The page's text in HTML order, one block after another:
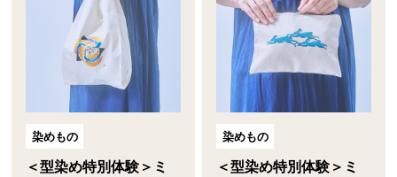
染めもの
＜型染め特別体験＞ミ
染めもの
＜型染め特別体験＞ミ